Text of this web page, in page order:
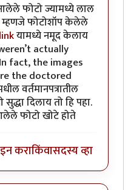
फोटो ज्यामध्ये लाल
म्हणजे फोटोशॉप केलेले
linkयामध्ये नमूद केलाय
actually
fact, the images
the doctored
वर्तमानपत्रातील
सुद्धा दिलाय तो हि पहा.
फोटो खोटे होते
कराकिंवासदस्य व्हा